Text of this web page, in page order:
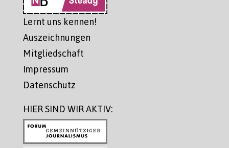
Lernt uns kennen!
Auszeichnungen
Mitgliedschaft
Impressum
Datenschutz
HIER SIND WIR AKTIV: